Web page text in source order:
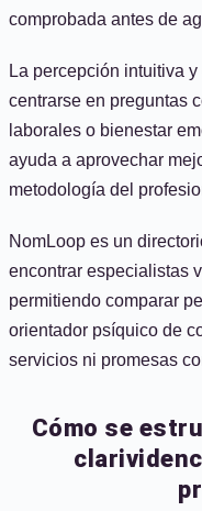
comprobada antes de
La percepción intuitiva
centrarse en preguntas
laborales o bienestar
ayuda a aprovechar
metodología del
NomLoop es un
encontrar especialistas
permitiendo comparar
orientador psíquico de
servicios ni promesas
Cómo se